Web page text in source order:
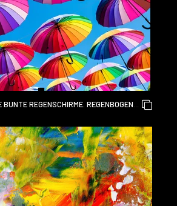
REGENSCHIRME. REGENBOGEN